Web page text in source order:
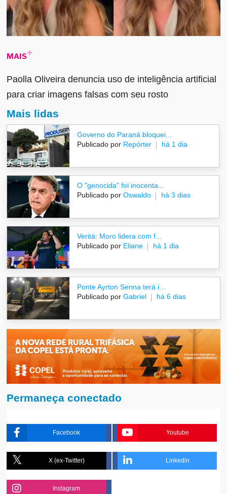
MAIS
Paolla Oliveira denuncia uso de inteligência artificial
para criar imagens falsas com seu rosto
Mais lidas
Governo do Paraná bloquei...
Publicado por Repórter há 1 dia
O "genocida" foi inocenta...
Publicado por Oswaldo há 3 dias
Veritá: Moro lidera com f...
Publicado por Eliane há 1 dia
Ponte Ayrton Senna terá i...
Publicado por Gabriel há 6 dias
Permaneça conectado
Facebook Youtube
X (ex-Twitter) Linkedin
Instagram